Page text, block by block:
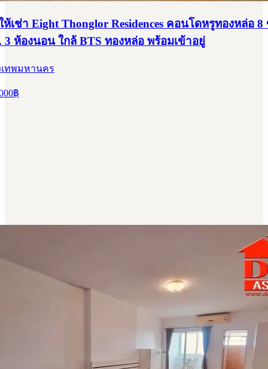
ห้เช่า Eight Thonglor Residences คอนโดหรูทองหล่อ
3 ห้องนอน ใกล้ BTS ทองหล่อ พร้อมเข้าอยู่
เทพมหานคร
฿